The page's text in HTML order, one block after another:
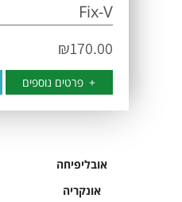
אובליפיחה
אונקריה
Fix-V
₪170.00
+ פרטים נוספים